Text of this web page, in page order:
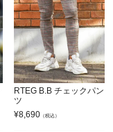
RTEG B.B チェックパン
ツ
¥8,690 （税込）